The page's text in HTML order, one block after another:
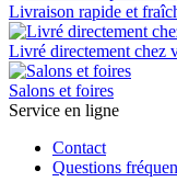
Livraison rapide et
Livré directement chez
Salons et foires
Service en ligne
Contact
Questions